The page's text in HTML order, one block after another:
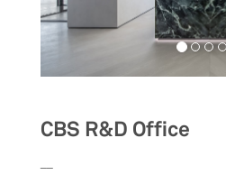
CBS R&D Office